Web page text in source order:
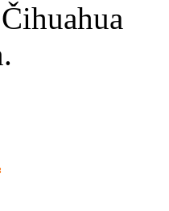
Čihuahua